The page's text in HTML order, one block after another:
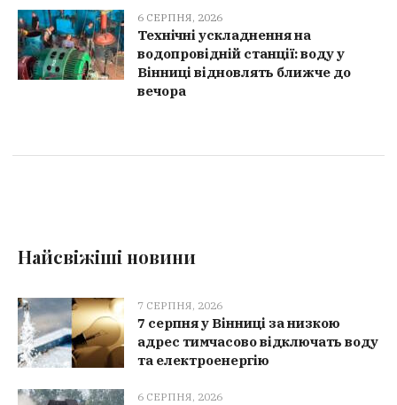
6 СЕРПНЯ, 2026
Технічні ускладнення на
водопровідній станції: воду у
Вінниці відновлять ближче до
вечора
Найсвіжіші новини
7 СЕРПНЯ, 2026
7 серпня у Вінниці за низкою
адрес тимчасово відключать воду
та електроенергію
6 СЕРПНЯ, 2026